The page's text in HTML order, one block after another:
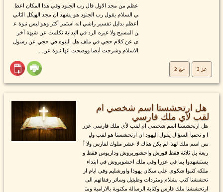
عظم من مجد الاول قال رب الجنود وفي هذا المكان اعط
ي السلام يقول رب الجنود هو يشهد ان مجد الهيكل الثاني
أعظم بدليل تفسير راشي انه استمر أكثر وهو ليس نبوة ع
ن المسيح ولا غيره الرد في البداية تكلمت عن شبهة أخر
ى عن كلام حجي في ملف هل النبوه في حجي عن رسول
الاسلام وشرحت أيضا ووضحت انها نبوة عن...
عز 3 حج 2
هل ارتحشستا اسم شخصي ام
لقب لأي ملك فارسي
هل ارتحشستا اسم شخصي ام لقب لأي ملك فارسي عزر
ا و نحميا السؤال يقول اليهود ان ارتحشستا هو لقب ولي
س اسم ملك لهذا لم يكن هناك لا عشر ملوك لفارس ولا أ
ربعة بل ثلاثة فقط قورش واحشوريروش وداريوس فقط و
يستشهدوا بما في عزرا وفي ملك احشويروش في ابتداء
ملكه كتبوا شكوى على سكان يهوذا واورشليم وفي ايام ار
تحششتا كتب بشلام ومثرداث وطبئيل وسائر رفقائهم الى
ارتحششتا ملك فارس وكتابة الرسالة مكتوبة بالارامية ومت